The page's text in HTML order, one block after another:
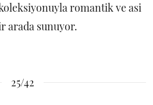
romantik ve asi
arada sunuyor.
25/42